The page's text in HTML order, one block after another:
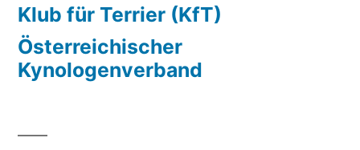
Klub für Terrier (KfT)
Österreichischer
Kynologenverband